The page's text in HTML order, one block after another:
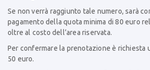
Se non verrà raggiunto tale numero, sarà
pagamento della quota minima di 80 euro
oltre al costo dell’area riservata.
Per confermare la prenotazione è richiesta
50 euro.